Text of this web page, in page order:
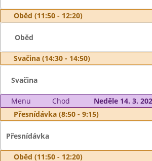
Oběd (11:50 - 12:20)
Oběd
Svačina (14:30 - 14:50)
Svačina
Menu Chod
Neděle 14. 3.
Přesnídávka (8:50 - 9:15)
Přesnídávka
Oběd (11:50 - 12:20)